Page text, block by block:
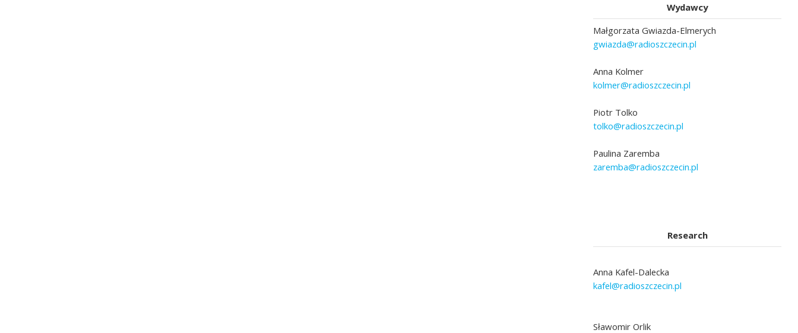
Wydawcy
Małgorzata Gwiazda-Elmerych
gwiazda@radioszczecin.pl
Anna Kolmer
kolmer@radioszczecin.pl
Piotr Tolko
tolko@radioszczecin.pl
Paulina Zaremba
zaremba@radioszczecin.pl
Research
Anna Kafel-Dalecka
kafel@radioszczecin.pl
Sławomir Orlik